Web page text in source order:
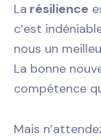
La résilience
c’est
nous un
La bonne
compétence
Mais